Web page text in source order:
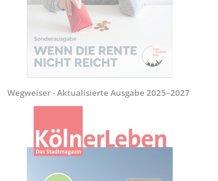
Wegweiser - Aktualisierte Ausgabe 2025–2027